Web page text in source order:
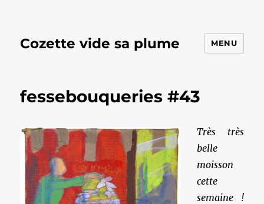
Cozette vide sa plume MENU
fessebouqueries #43
Très très
belle
moisson
cette
semaine !